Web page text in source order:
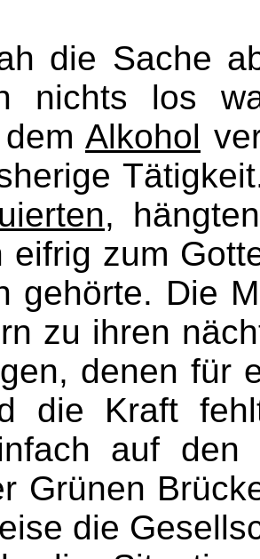
die Sache
nichts los
Alkohol
,
eifrig zum
gehörte. Die
zu ihren
denen für
die Kraft
auf den
Grünen
die